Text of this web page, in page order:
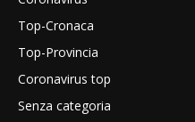
Top-Cronaca
Top-Provincia
Coronavirus top
Senza categoria